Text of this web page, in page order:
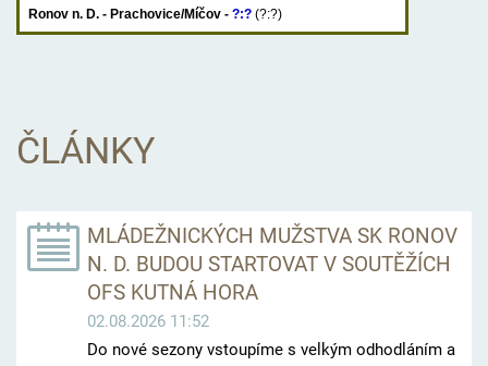
Ronov n. D. - Prachovice/Míčov - ?:? (?:?)
ČLÁNKY
MLÁDEŽNICKÝCH MUŽSTVA SK RONOV
N. D. BUDOU STARTOVAT V SOUTĚŽÍCH
OFS KUTNÁ HORA
02.08.2026 11:52
Do nové sezony vstoupíme s velkým odhodláním a